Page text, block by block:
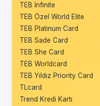
TEB Infinite
TEB Özel World Elite
TEB Platinum Card
TEB Sade Card
TEB She Card
TEB Worldcard
TEB Yıldız Priority Card
TLcard
Trend Kredi Kartı